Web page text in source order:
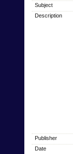
Subject
Description
Publisher
Date